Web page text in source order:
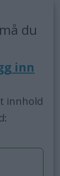
du
inn
innhold